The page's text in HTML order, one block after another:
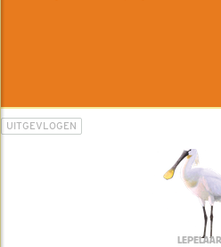
UITGEVLOGEN
LEPELAAR